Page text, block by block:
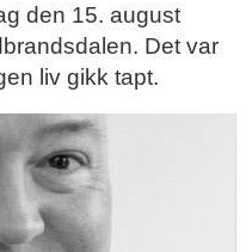
den 15. august
Det var
liv gikk tapt.